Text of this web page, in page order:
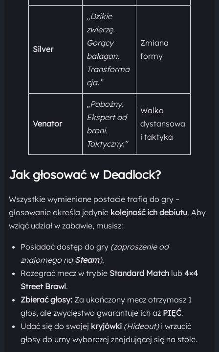
Silver
„Dzikie
zwierzę.
Gorący
bałagan.
Transforma
cja.”
Zmiana
formy
Venator
„Pobożny.
Ekspert od
broni.
Taktyczny.”
Walka
dystansowa
i taktyka
Jak głosować w Deadlock?
Wszystkie wymienione postacie trafią do gry –
głosowanie określa jedynie kolejność ich debiutu. Aby
wziąć udział w zabawie, musisz:
Posiadać dostęp do gry (zaproszenie od
znajomego na Steam).
Rozegrać mecz w trybie Standard Matchlub 4×4
Street Brawl.
Zbierać głosy:Za ukończony mecz otrzymasz 1
głos, ale zwycięstwo gwarantuje ich aż PIĘĆ.
Udać się do swojej kryjówki (Hideout)i wrzucić
głosy do urny wyborczej znajdującej się na stole.